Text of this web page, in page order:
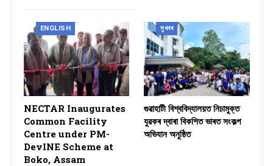
ENGLISH
NECTAR Inaugurates
Common Facility
Centre under PM-
DevINE Scheme at
Boko, Assam
সুখবৰ
গুৱাহাটী বিশ্ববিদ্যালয়ত নিচামুক্ত
যুৱকৰ দ্বাৰা বিকশিত ভাৰত সংকল্প
অভিযান অনুষ্ঠিত